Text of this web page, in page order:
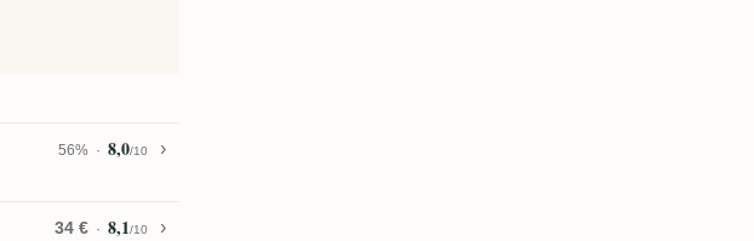
56% 8,0/10
34 € 8,1/10